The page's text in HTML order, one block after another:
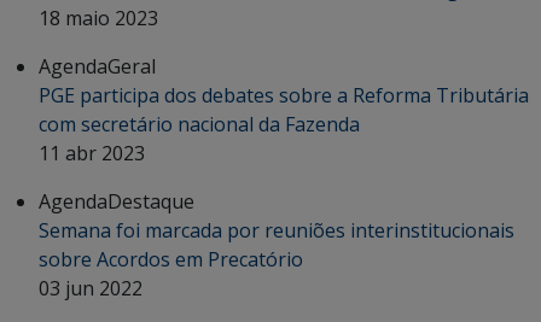
18 maio 2023
AgendaGeral
PGE participa dos debates sobre a Reforma Tributária
com secretário nacional da Fazenda
11 abr 2023
AgendaDestaque
Semana foi marcada por reuniões interinstitucionais
sobre Acordos em Precatório
03 jun 2022